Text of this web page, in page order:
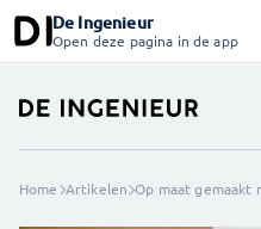
De Ingenieur
Open deze pagina in de app
Home Artikelen Op maat gemaakt